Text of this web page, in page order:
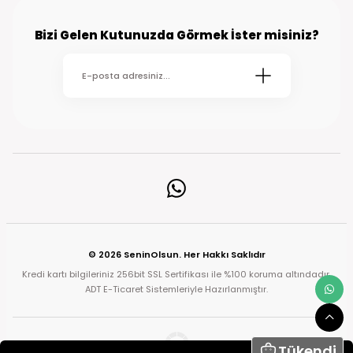
Bizi Gelen Kutunuzda Görmek İster misiniz?
© 2026 SeninOlsun. Her Hakkı Saklıdır
Kredi kartı bilgileriniz 256bit SSL Sertifikası ile %100 koruma altındadır.
ADT E-Ticaret Sistemleriyle Hazırlanmıştır.